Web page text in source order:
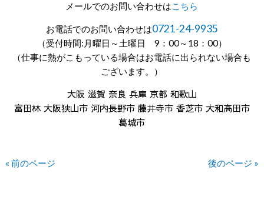
メールでのお問い合わせはこちら
お電話でのお問い合わせは0721-24-9935
（受付時間:月曜日～土曜日 9：00～18：00）
（仕事に熱がこもっている場合はお電話に出られない場合も
ございます。）
大阪 滋賀 奈良 兵庫 京都 和歌山
富田林 大阪狭山市 河内長野市 藤井寺市 香芝市 大和高田市
葛城市
« 前のページ 後のページ »